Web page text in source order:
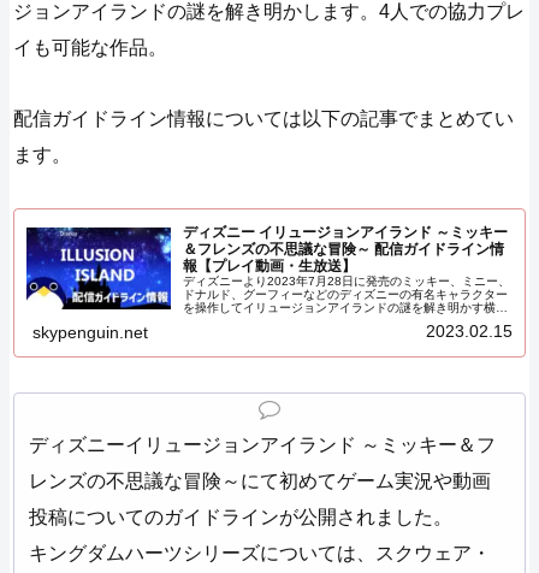
ジョンアイランドの謎を解き明かします。4人での協力プレ
イも可能な作品。
配信ガイドライン情報については以下の記事でまとめてい
ます。
ディズニー イリュージョンアイランド ～ミッキー
＆フレンズの不思議な冒険～ 配信ガイドライン情
報【プレイ動画・生放送】
ディズニーより2023年7月28日に発売のミッキー、ミニー、
ドナルド、グーフィーなどのディズニーの有名キャラクター
を操作してイリュージョンアイランドの謎を解き明かす横ス
skypenguin.net 2023.02.15
ディズニーイリュージョンアイランド ～ミッキー＆フ
レンズの不思議な冒険～にて初めてゲーム実況や動画
投稿についてのガイドラインが公開されました。
キングダムハーツシリーズについては、スクウェア・